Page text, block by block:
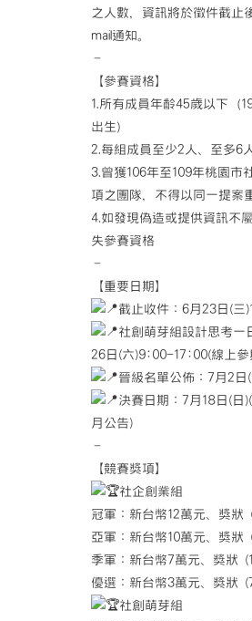
之人數，資訊將於徵件截止
mail通知。
–
【參賽資格】
1.所有成員年齡45歲以下（
出生）
2.每組成員至少2人、至多6
3.曾獲106年至109年桃園市
項之團隊，不得以同一提案
4.如發現偽造或提供資訊不
失參賽資格
–
【重要日期】
截止收件：6月23日(三
社創萌芽組設計思考一
26日(六)9:00-17:00(線上參
晉級名單公佈：7月2日
決賽日期：7月18日(日
月公告)
–
【競賽獎項】
社企創業組
冠軍：新台幣12萬元、獎狀
亞軍：新台幣10萬元、獎狀
季軍：新台幣7萬元、獎狀
優選：新台幣3萬元、獎狀
社創萌芽組